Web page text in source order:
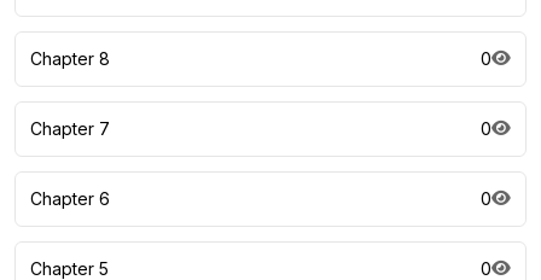
Chapter 8 0
Chapter 7 0
Chapter 6 0
Chapter 5 0